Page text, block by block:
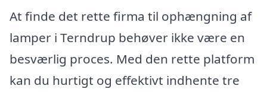
At finde det rette firma til ophængning af
lamper i Terndrup behøver ikke være en
besværlig proces. Med den rette platform
kan du hurtigt og effektivt indhente tre